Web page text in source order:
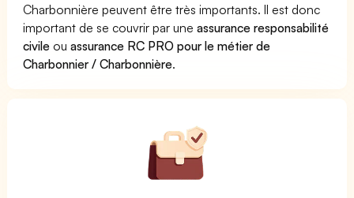
Charbonnière peuvent être très importants. Il est donc
important de se couvrir par uneassurance responsabilité
civile ouassurance RC PRO pour le métier de
Charbonnier / Charbonnière.